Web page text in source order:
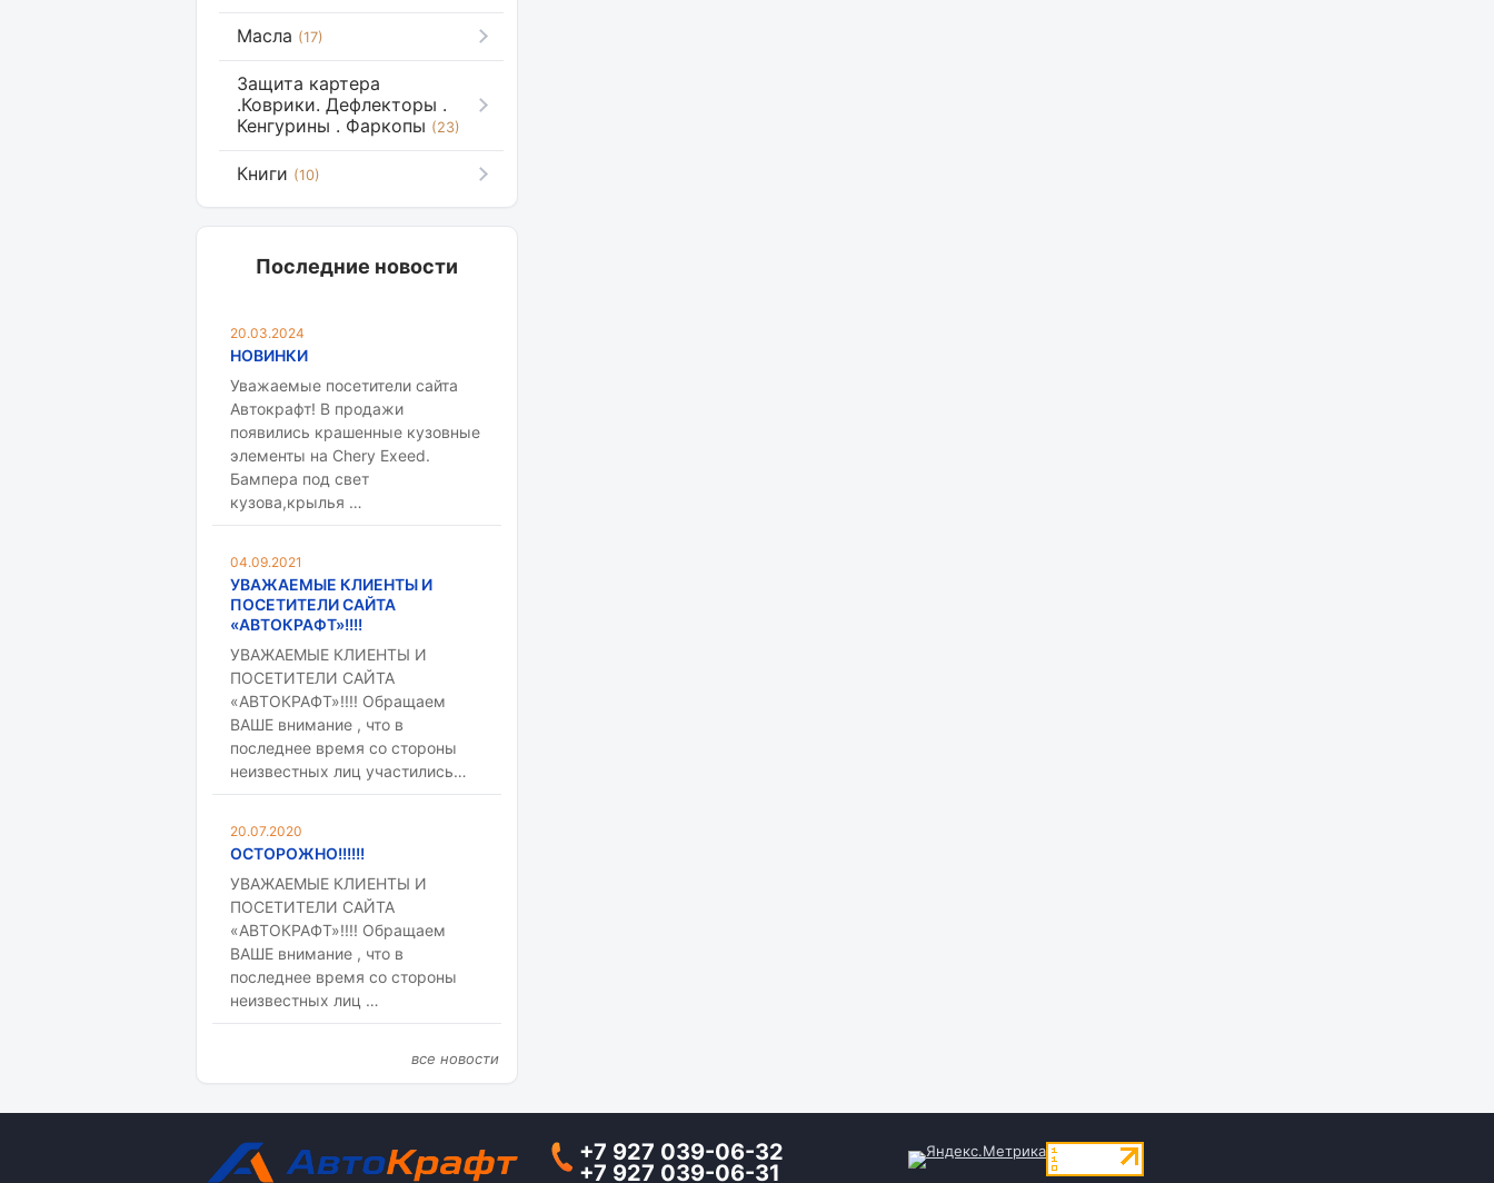
Масла (17)
Защита картера
.Коврики. Дефлекторы .
Кенгурины . Фаркопы (23)
Книги (10)
Последние новости
20.03.2024
НОВИНКИ
Уважаемые посетители сайта
Автокрафт! В продажи
появились крашенные кузовные
элементы на Chery Exeed.
Бампера под свет
кузова,крылья …
04.09.2021
УВАЖАЕМЫЕ КЛИЕНТЫ И
ПОСЕТИТЕЛИ САЙТА
«АВТОКРАФТ»!!!!
УВАЖАЕМЫЕ КЛИЕНТЫ И
ПОСЕТИТЕЛИ САЙТА
«АВТОКРАФТ»!!!! Обращаем
ВАШЕ внимание , что в
последнее время со стороны
неизвестных лиц участились…
20.07.2020
ОСТОРОЖНО!!!!!!
УВАЖАЕМЫЕ КЛИЕНТЫ И
ПОСЕТИТЕЛИ САЙТА
«АВТОКРАФТ»!!!! Обращаем
ВАШЕ внимание , что в
последнее время со стороны
неизвестных лиц …
все новости
+7 927 039-06-32
+7 927 039-06-31